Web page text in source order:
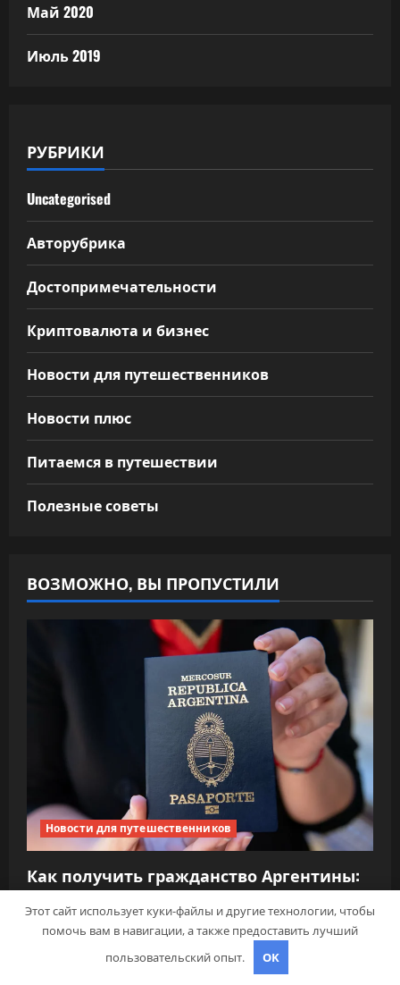
Май 2020
Июль 2019
РУБРИКИ
Uncategorised
Авторубрика
Достопримечательности
Криптовалюта и бизнес
Новости для путешественников
Новости плюс
Питаемся в путешествии
Полезные советы
ВОЗМОЖНО, ВЫ ПРОПУСТИЛИ
Новости для путешественников
Как получить гражданство Аргентины:
Полное руководство
30 сентября 2024
Этот сайт использует куки-файлы и другие технологии, чтобы
помочь вам в навигации, а также предоставить лучший
пользовательский опыт.
OK